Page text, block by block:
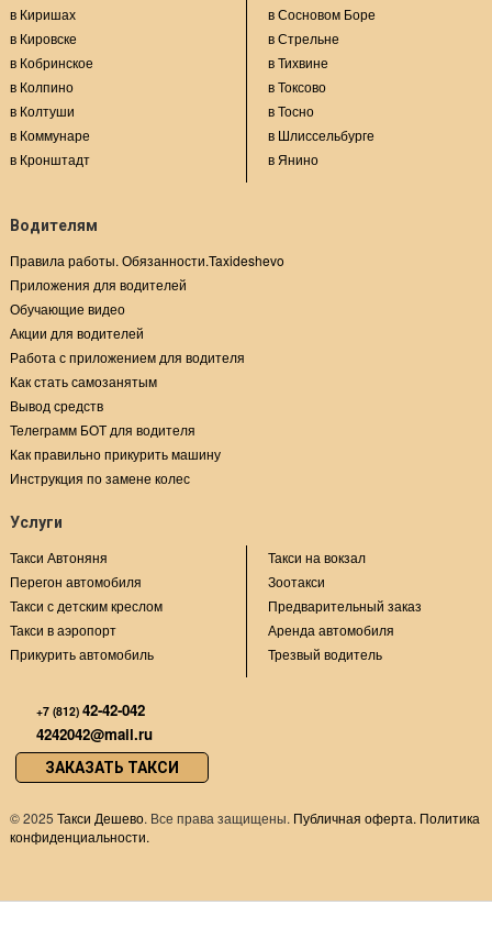
в Киришах
в Кировске
в Кобринское
в Колпино
в Колтуши
в Коммунаре
в Кронштадт
в Сосновом Боре
в Стрельне
в Тихвине
в Токсово
в Тосно
в Шлиссельбурге
в Янино
Водителям
Правила работы. Обязанности.Taxideshevo
Приложения для водителей
Обучающие видео
Акции для водителей
Работа с приложением для водителя
Как стать самозанятым
Вывод средств
Телеграмм БОТ для водителя
Как правильно прикурить машину
Инструкция по замене колес
Услуги
Такси Автоняня
Перегон автомобиля
Такси с детским креслом
Такси в аэропорт
Прикурить автомобиль
Такси на вокзал
Зоотакси
Предварительный заказ
Аренда автомобиля
Трезвый водитель
+7 (812) 42-42-042
4242042@mail.ru
ЗАКАЗАТЬ ТАКСИ
©2025 Такси Дешево. Все права защищены. Публичная оферта. Политика
конфиденциальности.